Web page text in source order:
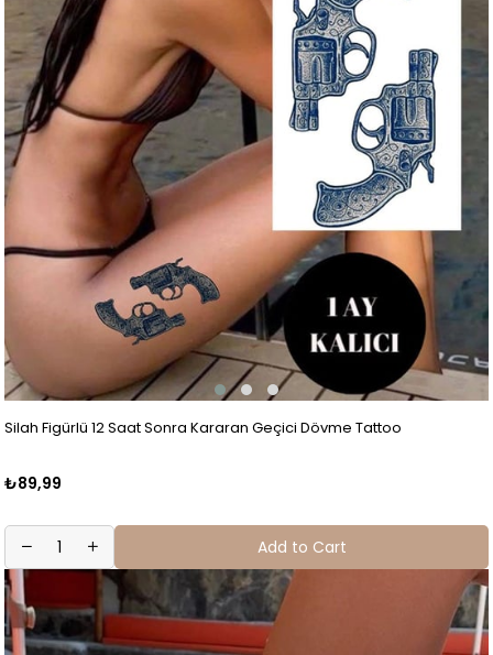
Silah Figürlü 12 Saat Sonra Kararan Geçici Dövme Tattoo
₺89,99
Add to Cart